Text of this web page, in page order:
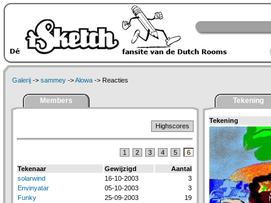
Galerij -> sammey ->Alowa -> Reacties
Members
Highscores
1 2 3 4 5 6
Tekenaar Gewijzigd
Aantal
solarwind
16-10-2003
3
Envinyatar
05-10-2003
3
Funky
25-09-2003
19
Tekening
Tekening